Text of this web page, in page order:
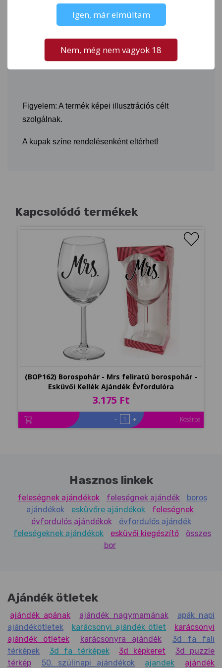
Viszonteladó partnereinknek
értékesítése esetén futárszolgálatot nem veszünk
igénybe. A vásárlás kizárólag személyes átvétellel,
vagy területi képviselőnk általi kiszállítással
lehetséges.
Figyelem: A termék képei illusztrációs célt
szolgálnak.
A kupak színe rendelésenként eltérhet!
Kapcsolódó termékek
(BOP162) Borospohár - Mrs feliratú borospohár -
Esküvői Kellék Ajándék Évfordulóra
3.175 Ft
- + Kosárba
Hasznos linkek
feleségnek ajándékok feleségnek ajándék
boros
ajándékok
esküvőre ajándékok
feleségnek
évfordulós ajándékok
évfordulós ajándék
feleségeknek ajándékok
esküvői kiegészítő
összes
bor
Ajándék ötletek
ajándék apának ajándék nagymamának
apák napi
ajándékötletek
karácsonyi ajándék ötlet
karácsonyi
ajándék ötletek
karácsonyra ajándék
3d fa fali
térképek
3d fa térképek 3d képkeret
3d puzzle
térkép
50. szülinapi ajándékok ajandek
ajándék
Igen, már elmúltam
Nem, még nem vagyok 18